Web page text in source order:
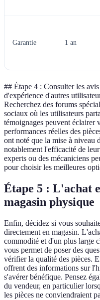
Garantie 1 an
## Étape 4 : Consulter les
d'expérience d'autres
Recherchez des forums
sociaux où les utilisateurs
témoignages peuvent éclairer
performances réelles des
ont noté que la mise à niveau
notablement l'efficacité de
experts ou des mécaniciens
pour choisir les meilleures
Étape 5 : L'achat
magasin physique
Enfin, décidez si vous
directement en magasin.
commodité et d'un plus large
vous permet de poser des
vérifier la qualité des pièces.
offrent des informations sur
s'avérer bénéfique. Pensez
du vendeur, en particulier
les pièces ne conviendraient